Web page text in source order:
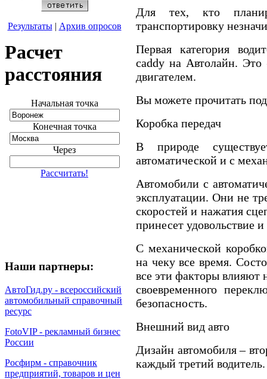
Результаты| Архив опросов
Расчет
расстояния
Начальная точка
Конечная точка
Через
Рассчитать!
Наши партнеры:
АвтоГид.ру - всероссийский
автомобильный справочный
ресурс
FotoVIP - рекламный бизнес
России
Росфирм - справочник
предприятий, товаров и цен
Для тех, кто
транспортировку
Первая категория
caddy на Автолайн.
двигателем.
Вы можете прочитать
Коробка передач
В природе
автоматической и с
Автомобили с
эксплуатации. Они не
скоростей и нажатия
принесет удовольствие
С механической
на чеку все время.
все эти факторы влияют
своевременного
безопасность.
Внешний вид авто
Дизайн автомобиля –
каждый третий водитель.